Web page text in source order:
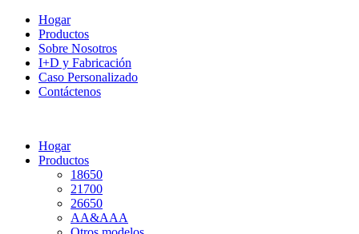
Hogar
Productos
Sobre Nosotros
I+D y Fabricación
Caso Personalizado
Contáctenos
Hogar
Productos
18650
21700
26650
AA&AAA